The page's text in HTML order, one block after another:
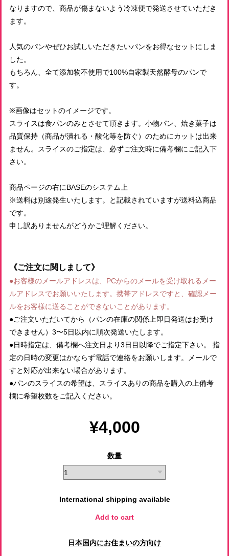
なりますので、商品が傷まないよう冷凍便で発送させていただき
ます。
人気のパンやぜひお試しいただきたいパンをお得なセットにしま
した。
もちろん、全て添加物不使用で100%自家製天然酵母のパンで
す。
※画像はセットのイメージです。
スライスは食パンのみとさせて頂きます。小物パン、焼き菓子は
品質保持（商品が潰れる・酸化等を防ぐ）のためにカットは出来
ません。スライスのご指定は、必ずご注文時に備考欄にご記入下
さい。
商品ページの右にBASEのシステム上
※送料は別途発生いたします。と記載されていますが送料込商品
です。
申し訳ありませんがどうかご理解ください。
《ご注文に関しまして》
●お客様のメールアドレスは、PCからのメールを受け取れるメー
ルアドレスでお願いいたします。携帯アドレスですと、確認メー
ルをお客様に送ることができないことがあります。
●ご注文いただいてから（パンの在庫の関係上即日発送はお受け
できません）3〜5日以内に順次発送いたします。
●日時指定は、備考欄へ注文日より3日目以降でご指定下さい。 指
定の日時の変更はかならず電話で連絡をお願いします。メールで
すと対応が出来ない場合があります。
●パンのスライスの希望は、スライスありの商品を購入の上備考
欄に希望枚数をご記入ください。
¥4,000
数量
International shipping available
Add to cart
日本国内にお住まいの方向け